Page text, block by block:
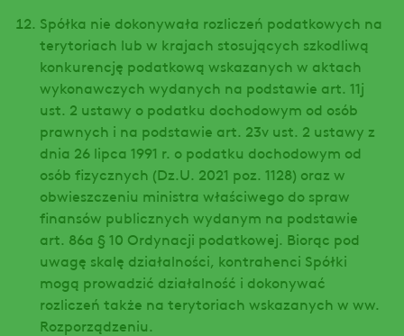
Spółka nie dokonywała rozliczeń podatkowych na
terytoriach lub w krajach stosujących szkodliwą
konkurencję podatkową wskazanych w aktach
wykonawczych wydanych na podstawie art. 11j
ust. 2 ustawy o podatku dochodowym od osób
prawnych i na podstawie art. 23v ust. 2 ustawy z
dnia 26 lipca 1991 r. o podatku dochodowym od
osób fizycznych (Dz.U. 2021 poz. 1128) oraz w
obwieszczeniu ministra właściwego do spraw
finansów publicznych wydanym na podstawie
art. 86a § 10 Ordynacji podatkowej. Biorąc pod
uwagę skalę działalności, kontrahenci Spółki
mogą prowadzić działalność i dokonywać
rozliczeń także na terytoriach wskazanych w ww.
Rozporządzeniu.